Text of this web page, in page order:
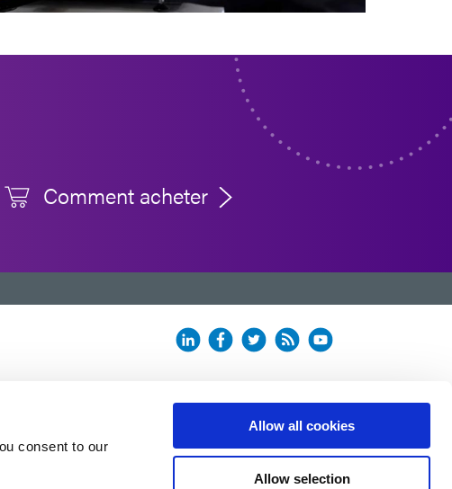
consent to our
Allow all cookies
Allow selection
Comment acheter